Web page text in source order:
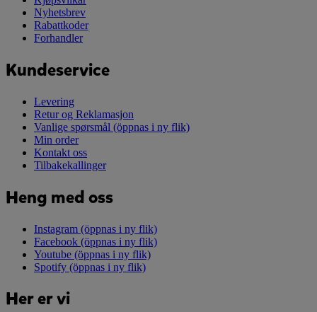
Nyhetsbrev
Rabattkoder
Forhandler
Kundeservice
Levering
Retur og Reklamasjon
Vanlige spørsmål (öppnas i ny flik)
Min order
Kontakt oss
Tilbakekallinger
Heng med oss
Instagram (öppnas i ny flik)
Facebook (öppnas i ny flik)
Youtube (öppnas i ny flik)
Spotify (öppnas i ny flik)
Her er vi